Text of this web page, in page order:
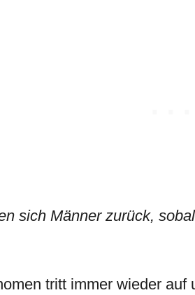
sich Männer zurück,
tritt immer wieder auf